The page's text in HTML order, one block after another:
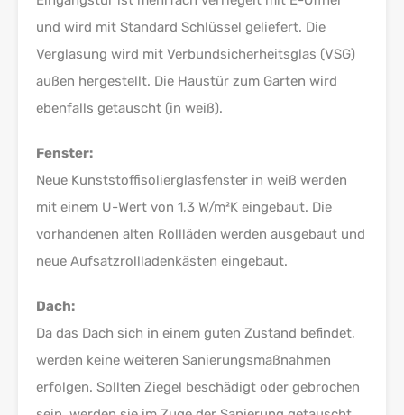
und wird mit Standard Schlüssel geliefert. Die
Verglasung wird mit Verbundsicherheitsglas (VSG)
außen hergestellt. Die Haustür zum Garten wird
ebenfalls getauscht (in weiß).
Fenster:
Neue Kunststoffisolierglasfenster in weiß werden
mit einem U-Wert von 1,3 W/m²K eingebaut. Die
vorhandenen alten Rollläden werden ausgebaut und
neue Aufsatzrollladenkästen eingebaut.
Dach:
Da das Dach sich in einem guten Zustand befindet,
werden keine weiteren Sanierungsmaßnahmen
erfolgen. Sollten Ziegel beschädigt oder gebrochen